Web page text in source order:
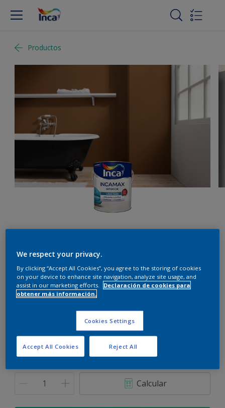
Productos
Támara
Cambiar de color
3,6 L 17,4 L
Calcular
We respect your privacy.
By clicking “Accept All Cookies”, you agree to the storing of cookies
on your device to enhance site navigation, analyze site usage, and
assist in our marketing efforts.
Declaración de cookies para
obtener más información.
Cookies Settings
Reject All
Accept All Cookies